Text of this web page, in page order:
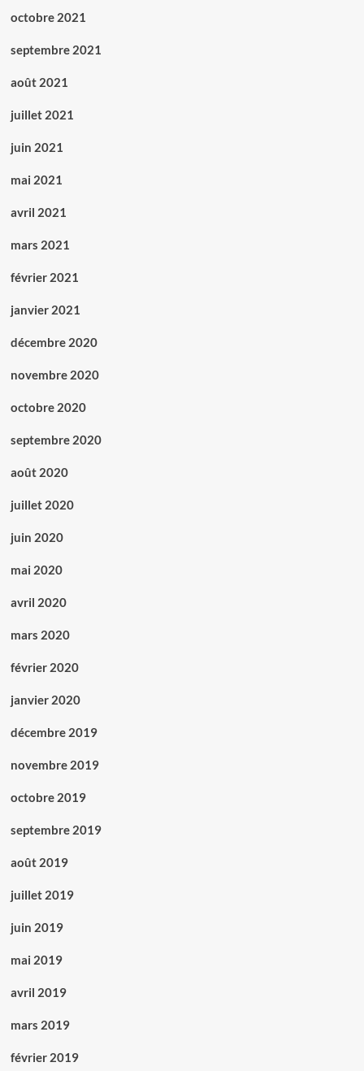
octobre 2021
septembre 2021
août 2021
juillet 2021
juin 2021
mai 2021
avril 2021
mars 2021
février 2021
janvier 2021
décembre 2020
novembre 2020
octobre 2020
septembre 2020
août 2020
juillet 2020
juin 2020
mai 2020
avril 2020
mars 2020
février 2020
janvier 2020
décembre 2019
novembre 2019
octobre 2019
septembre 2019
août 2019
juillet 2019
juin 2019
mai 2019
avril 2019
mars 2019
février 2019